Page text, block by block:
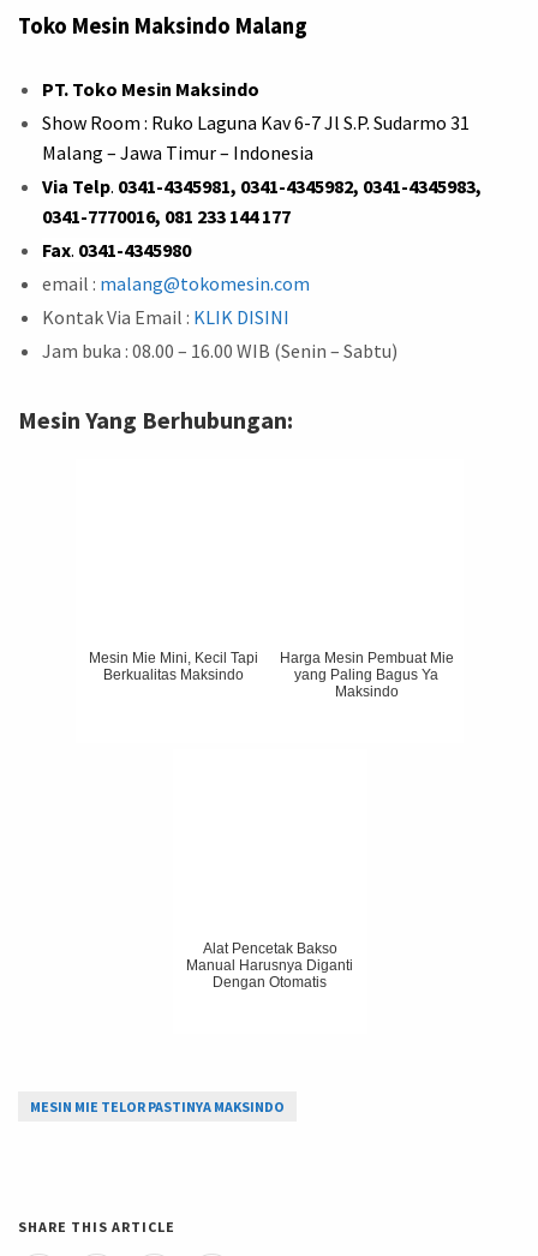
Toko Mesin Maksindo Malang
PT. Toko Mesin Maksindo
Show Room : Ruko Laguna Kav 6-7 Jl S.P. Sudarmo 31
Malang – Jawa Timur – Indonesia
Via Telp. 0341-4345981, 0341-4345982, 0341-4345983,
0341-7770016, 081 233 144 177
Fax. 0341-4345980
email : malang@tokomesin.com
Kontak Via Email : KLIK DISINI
Jam buka : 08.00 – 16.00 WIB (Senin – Sabtu)
Mesin Yang Berhubungan:
Mesin Mie Mini, Kecil Tapi
Berkualitas Maksindo
Harga Mesin Pembuat Mie
yang Paling Bagus Ya
Maksindo
Alat Pencetak Bakso
Manual Harusnya Diganti
Dengan Otomatis
MESIN MIE TELOR PASTINYA MAKSINDO
SHARE THIS ARTICLE